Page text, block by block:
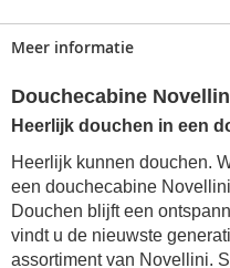
Meer informatie
Douchecabine
Heerlijk douchen in een
Heerlijk kunnen douchen.
een douchecabine
Douchen blijft een
vindt u de nieuwste
assortiment van Novellini.